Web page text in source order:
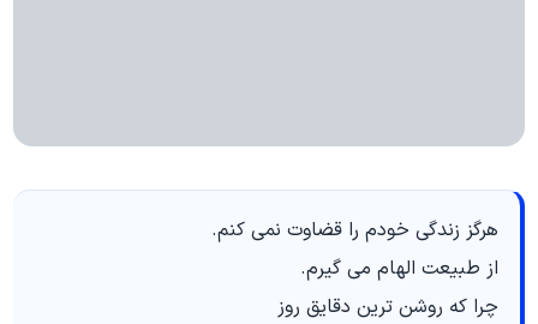
هرگز زندگی خودم را قضاوت نمی‌ کنم.
از طبیعت الهام می‌ گیرم.
چرا که روشن‌ ترین دقایق روز